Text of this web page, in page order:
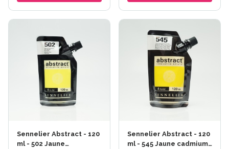
Sennelier Abstract - 120
ml - 502 Jaune
Sennelier Abstract - 120
ml - 545 Jaune cadmium